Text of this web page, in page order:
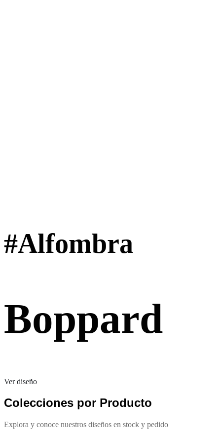
#Alfombra
Boppard
Ver diseño
Colecciones por Producto
Explora y conoce nuestros diseños en stock y pedido